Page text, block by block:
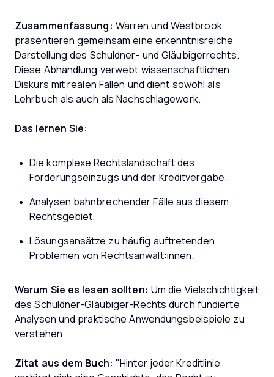
Zusammenfassung: Warren und Westbrook
präsentieren gemeinsam eine erkenntnisreiche
Darstellung des Schuldner- und Gläubigerrechts.
Diese Abhandlung verwebt wissenschaftlichen
Diskurs mit realen Fällen und dient sowohl als
Lehrbuch als auch als Nachschlagewerk.
Das lernen Sie:
Die komplexe Rechtslandschaft des
Forderungseinzugs und der Kreditvergabe.
Analysen bahnbrechender Fälle aus diesem
Rechtsgebiet.
Lösungsansätze zu häufig auftretenden
Problemen von Rechtsanwält:innen.
Warum Sie es lesen sollten: Um die Vielschichtigkeit
des Schuldner-Gläubiger-Rechts durch fundierte
Analysen und praktische Anwendungsbeispiele zu
verstehen.
Zitat aus dem Buch: "Hinter jeder Kreditlinie